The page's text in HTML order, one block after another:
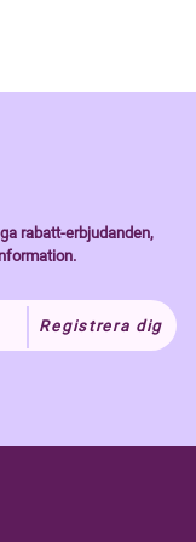
rabatt-erbjudanden,
Registrera dig